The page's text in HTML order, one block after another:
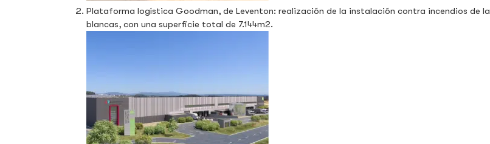
Plataforma logística Goodman, de Leventon: realización de la instalación contra incendios de
blancas, con una superficie total de 7.144m2.